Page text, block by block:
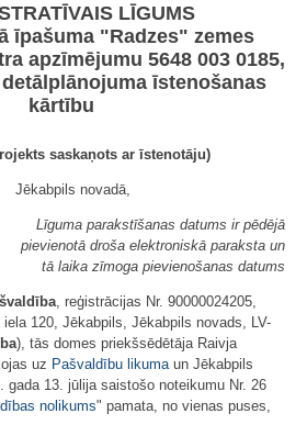
LĪGUMS
īpašuma "Radzes" zemes
apzīmējumu 5648 003 0185,
īstenošanas
kārtību
saskaņots ar īstenotāju)
Jēkabpils novadā,
Līguma parakstīšanas datums ir pēdējā
pievienotā droša elektroniskā paraksta un
tā laika zīmoga pievienošanas datums
, reģistrācijas Nr. 90000024205,
120, Jēkabpils, Jēkabpils novads, LV-
), tās domes priekšsēdētāja Raivja
uz Pašvaldību likuma un Jēkabpils
gada 13. jūlija saistošo noteikumu Nr. 26
nolikums" pamata, no vienas puses,